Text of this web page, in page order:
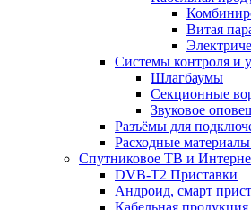
Витая
Системы контроля и
Шлагбаумы
Секционные
Звуковое
Разъёмы для
Расходные
Спутниковое ТВ и
DVB-Т2 Приставки
Андроид, смарт